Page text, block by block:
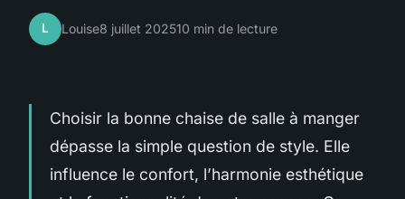
L Louise8 juillet 202510 min de lecture
Choisir la bonne chaise de salle à manger
dépasse la simple question de style. Elle
influence le confort, l’harmonie esthétique